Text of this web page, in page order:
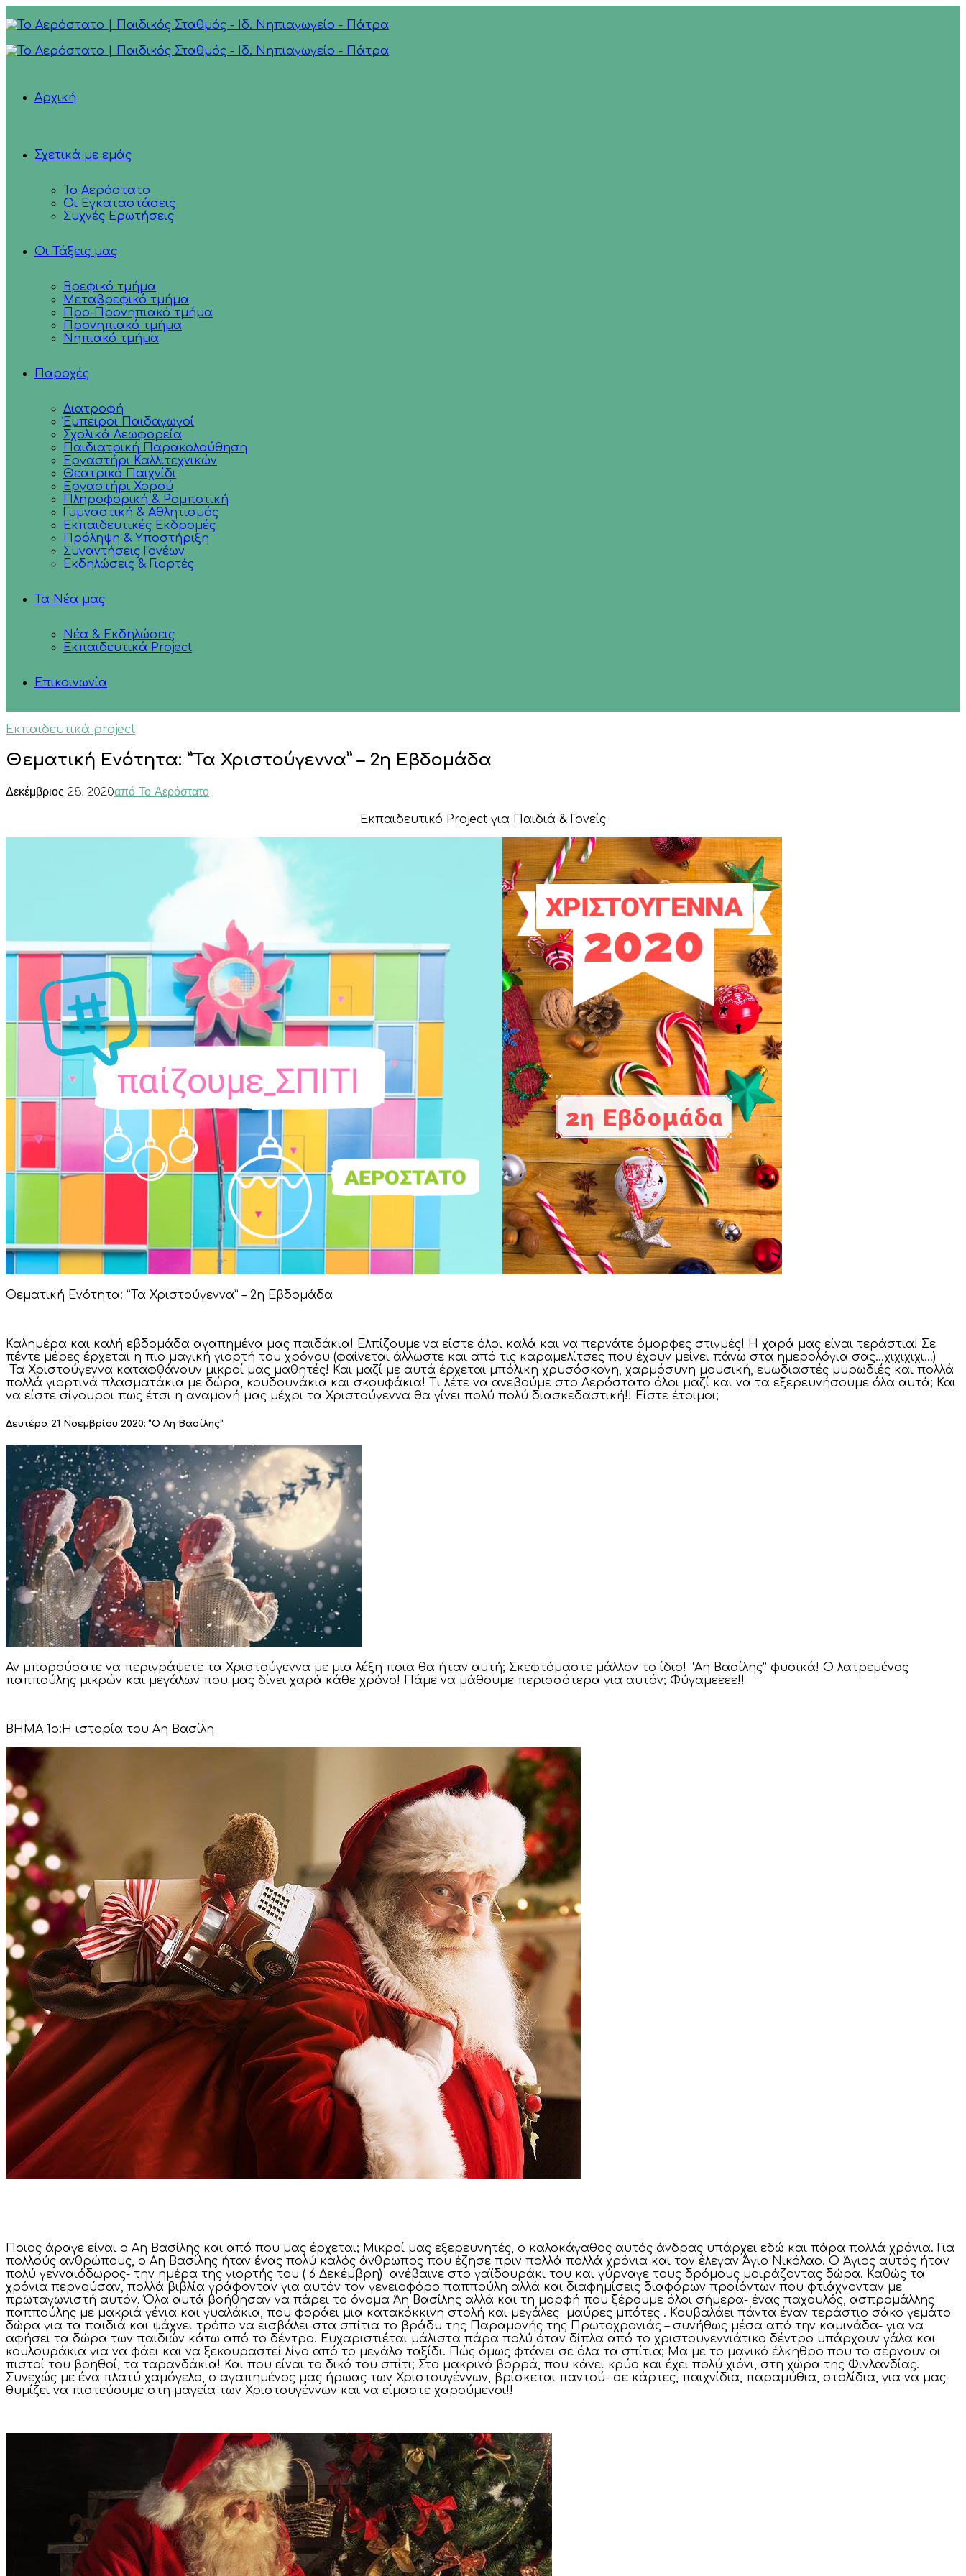
Αρχική
Σχετικά με εμάς
Το Αερόστατο
Οι Εγκαταστάσεις
Συχνές Ερωτήσεις
Οι Τάξεις μας
Βρεφικό τμήμα
Μεταβρεφικό τμήμα
Προ-Προνηπιακό τμήμα
Προνηπιακό τμήμα
Νηπιακό τμήμα
Παροχές
Διατροφή
Έμπειροι Παιδαγωγοί
Σχολικά Λεωφορεία
Παιδιατρική Παρακολούθηση
Εργαστήρι Καλλιτεχνικών
Θεατρικό Παιχνίδι
Εργαστήρι Χορού
Πληροφορική & Ρομποτική
Γυμναστική & Αθλητισμός
Εκπαιδευτικές Εκδρομές
Πρόληψη & Υποστήριξη
Συναντήσεις Γονέων
Εκδηλώσεις & Γιορτές
Τα Νέα μας
Νέα & Εκδηλώσεις
Εκπαιδευτικά Project
Επικοινωνία
Eκπαιδευτικά project
Θεματική Ενότητα: ”Τα Χριστούγεννα” – 2η Εβδομάδα
Δεκέμβριος 28, 2020από Το Αερόστατο
Εκπαιδευτικό Project για Παιδιά & Γονείς
Θεματική Ενότητα: ”Τα Χριστούγεννα” – 2η Εβδομάδα
Καλημέρα και καλή εβδομάδα αγαπημένα μας παιδάκια! Ελπίζουμε να είστε όλοι καλά και να περνάτε όμορφες στιγμές! Η χαρά μας είναι τεράστια! Σε
πέντε μέρες έρχεται η πιο μαγική γιορτή του χρόνου (φαίνεται άλλωστε και από τις καραμελίτσες που έχουν μείνει πάνω στα ημερολόγια σας…χιχιχιχι…)
Τα Χριστούγεννα καταφθάνουν μικροί μας μαθητές! Και μαζί με αυτά έρχεται μπόλικη χρυσόσκονη, χαρμόσυνη μουσική, ευωδιαστές μυρωδιές και πολλά
πολλά γιορτινά πλασματάκια με δώρα, κουδουνάκια και σκουφάκια! Τι λέτε να ανεβούμε στο Αερόστατο όλοι μαζί και να τα εξερευνήσουμε όλα αυτά; Και
να είστε σίγουροι πως έτσι η αναμονή μας μέχρι τα Χριστούγεννα θα γίνει πολύ πολύ διασκεδαστική!! Είστε έτοιμοι;
Δευτέρα 21 Νοεμβρίου 2020: “Ο Αη Βασίλης”
Αν μπορούσατε να περιγράψετε τα Χριστούγεννα με μια λέξη ποια θα ήταν αυτή; Σκεφτόμαστε μάλλον το ίδιο! “Αη Βασίλης” φυσικά! Ο λατρεμένος
παππούλης μικρών και μεγάλων που μας δίνει χαρά κάθε χρόνο! Πάμε να μάθουμε περισσότερα για αυτόν; Φύγαμεεεε!!
ΒΗΜΑ 1ο:Η ιστορία του Αη Βασίλη
Ποιος άραγε είναι ο Αη Βασίλης και από που μας έρχεται; Μικροί μας εξερευνητές, ο καλοκάγαθος αυτός άνδρας υπάρχει εδώ και πάρα πολλά χρόνια. Για
πολλούς ανθρώπους, ο Αη Βασίλης ήταν ένας πολύ καλός άνθρωπος που έζησε πριν πολλά πολλά χρόνια και τον έλεγαν Άγιο Νικόλαο. Ο Άγιος αυτός ήταν
πολύ γενναιόδωρος- την ημέρα της γιορτής του ( 6 Δεκέμβρη) ανέβαινε στο γαϊδουράκι του και γύρναγε τους δρόμους μοιράζοντας δώρα. Καθώς τα
χρόνια περνούσαν, πολλά βιβλία γράφονταν για αυτόν τον γενειοφόρο παππούλη αλλά και διαφημίσεις διαφόρων προϊόντων που φτιάχνονταν με
πρωταγωνιστή αυτόν. Όλα αυτά βοήθησαν να πάρει το όνομα Άη Βασίλης αλλά και τη μορφή που ξέρουμε όλοι σήμερα- ένας παχουλός, ασπρομάλλης
παππούλης με μακριά γένια και γυαλάκια, που φοράει μια κατακόκκινη στολή και μεγάλες μαύρες μπότες . Κουβαλάει πάντα έναν τεράστιο σάκο γεμάτο
δώρα για τα παιδιά και ψάχνει τρόπο να εισβάλει στα σπίτια το βράδυ της Παραμονής της Πρωτοχρονιάς – συνήθως μέσα από την καμινάδα- για να
αφήσει τα δώρα των παιδιών κάτω από το δέντρο. Ευχαριστιέται μάλιστα πάρα πολύ όταν δίπλα από το χριστουγεννιάτικο δέντρο υπάρχουν γάλα και
κουλουράκια για να φάει και να ξεκουραστεί λίγο από το μεγάλο ταξίδι. Πώς όμως φτάνει σε όλα τα σπίτια; Μα με το μαγικό έλκηθρο που το σέρνουν οι
πιστοί του βοηθοί, τα ταρανδάκια! Και που είναι το δικό του σπίτι; Στο μακρινό βορρά, που κάνει κρύο και έχει πολύ χιόνι, στη χώρα της Φινλανδίας.
Συνεχώς με ένα πλατύ χαμόγελο, ο αγαπημένος μας ήρωας των Χριστουγέννων, βρίσκεται παντού- σε κάρτες, παιχνίδια, παραμύθια, στολίδια, για να μας
θυμίζει να πιστεύουμε στη μαγεία των Χριστουγέννων και να είμαστε χαρούμενοι!!